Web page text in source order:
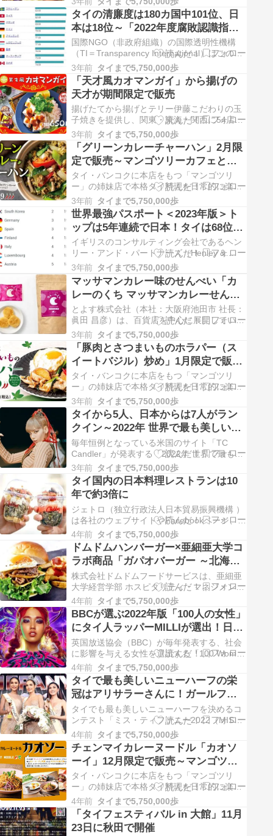
に全国で新発売します。 「日清オシャーメ
シ」シリーズは、お湯かけ5分で“オシャレで
おい...
タイの清廉度は180カ国中101位、日
本は18位～「2022年度腐敗認識指
数」
国際NGO（非政府組織）の国際透明性機構
（TI＝Transparency International）はこのほ
ど、公務員と政治家がどの程度汚職をしてい
ると認識されるているかを国家別にランキン
グにした「2022年度腐敗認識...
3年前 タイまで5,750,000歩
「天才風カオマンガイ」から揚げの
天才が期間限定で販売
揚げたてから揚げとテリー伊藤こだわりの玉
子焼きを提供し、関東・東海・関西に54店舗
を展開する「から揚げの天才」は2月2日か
ら、「天才風カオマンガイ」1個650円（税
込）を期間限定で販売を開始しました。 「天
才風カオマンガ...
3年前 タイまで5,750,000歩
「グリーンカレーチャーハン」2月限
定で販売～マンゴツリーカフェとマ
ンゴツリーキッチン
タイ・バンコクに本店をもつ「マンゴツリ
ー」の姉妹店で本格タイ料理を日常的に楽し
める「マンゴツリーカフェ」と「マンゴツリ
ーキッチン」は2月1日から28日まで、タイ料
理で人気のグリーンカレーをチャーハンにし
た「グリーンカレー...
3年前 タイまで5,750,000歩
世界最強パスポート＜2023年版＞ト
ップは5年連続で日本！タイは68位
「最弱パスポート」はアフガニスタ
ン
イギリスのコンサルティング会社であるヘン
リー・アンド・パートナーズ（Henley &
Partners）は1月10日、ノービザ（または到
着ビザ）で入国できる国の数を比較した2023
年のパスポートランキングを発表...
3年前 タイまで5,750,000歩
マッサマンカレー味のせんべい「カ
レーのくち マッサマンカレーせん」
期間限定で販売へ
とよす株式会社（本社：大阪府池田市 社長：
眞田 昌彦）は、百貨店を中心に展開している
ブランド「カレーのくち」シリーズに『カレ
ーのくち マッサマンカレーせん』（税込410
円）を1月11日から期間限定で発売します。
マッサマ...
3年前 タイまで5,750,000歩
「豚肉とさつまいものホラパー（ス
イートバジル）炒め」1月限定で販売
～マンゴツリーカフェとマンゴツリ
ーキッチン
タイ・バンコクに本店をもつ「マンゴツリ
ー」の姉妹店で本格タイ料理を日常的に楽し
める「マンゴツリーカフェ」と「マンゴツリ
ーキッチン」は1月4日から31日まで、「豚肉
とさつまいものホラパー炒め」を販売しま
す。（一部店舗除く）...
3年前 タイまで5,750,000歩
タイから5人、日本からは7人がラン
クイン～2022年 世界で最も美しい顔
100人
毎年恒例となっている米国のサイト「TC
Candler」が発表する「2022年 世界で最も美
しい顔100人（The 100 Most Beautiful Faces
of 2022）」によりますと、1位はアメリカの
ジャス...
3年前 タイまで5,750,000歩
タイ国内の日本料理レストランは10
年で約3倍に
ジェトロ（独立行政法人日本貿易振興機構 ）
は各社のウェブサイトやFacebookページ、マ
スコミ報道、電話取材を通じて調査した
「2022年度タイ国日本食レストラン調査」を
このほどまとめて発表しました。 それによる
と、20...
4年前 タイまで5,750,000歩
ドムドムハンバーガー×亜細亜大学コ
ラボ商品「ガパオバーガー ～北海道
産マチルダポテト付き～」期間限定
で販売へ
株式会社ドムドムフードサービスは、亜細亜
大学経営学部 ホスピタリティ・マネジメント
学科、横川 潤教授の担当ゼミと共同開発した
商品「ガパオバーガー ～北海道産マチルダポ
テト付き～」をドムドムハンバーガーPLUS
銀座店にて1...
4年前 タイまで5,750,000歩
BBCが選ぶ2022年版「100人の女性」
にタイ人ラッパーMILLIが選出！日本
からは脱炭素社会の実現に取り組む
平田仁子さん
英国放送協会（BBC）が毎年発表する、社会
に影響を与える女性を選出する「100 Women
(100人の女性)」の2022年版がこのほど公開
され、タイからはラッパーのミリ（MILLI）
が選出されました。 アーティストであ...
4年前 タイまで5,750,000歩
タイで最も美しいニューハーフの栄
冠はアリサラーさんに！ガールフレ
ンドもキスで祝福
タイでも最も美しいニューハーフを決めるコ
ンテスト「ミス・ティファニー2022（MISS
TIFFANY 2022）」の最終選考が11月27日、
タイ・東部パタヤのTIFFANY SHOW
THEATREで開催され、エントリ...
4年前 タイまで5,750,000歩
チェンマイカレーヌードル「カオソ
ーイ」12月限定で販売～マンゴツリ
ーカフェとマンゴツリーキッチン
タイ・バンコクに本店をもつ「マンゴツリ
ー」の姉妹店で本格タイ料理を日常的に楽し
める「マンゴツリーカフェ」と「マンゴツリ
ーキッチン」は12月1日から31日までの1ヶ月
間、「チェンマイカレーヌードル “カオソー
イ”」を、コー...
4年前 タイまで5,750,000歩
「タイフェスティバル in 大館」11月
23日に秋田で開催